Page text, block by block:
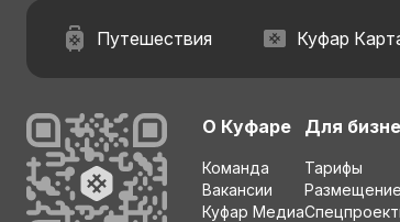
Путешествия Куфар
О Куфаре
Команда
Вакансии
Куфар Медиа
Для
Тарифы